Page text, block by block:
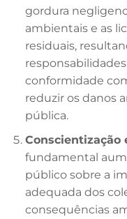
gordura
ambientais e as
residuais,
conformidade
reduzir os danos
pública.
Conscientização
fundamental
público sobre a
adequada dos
consequências